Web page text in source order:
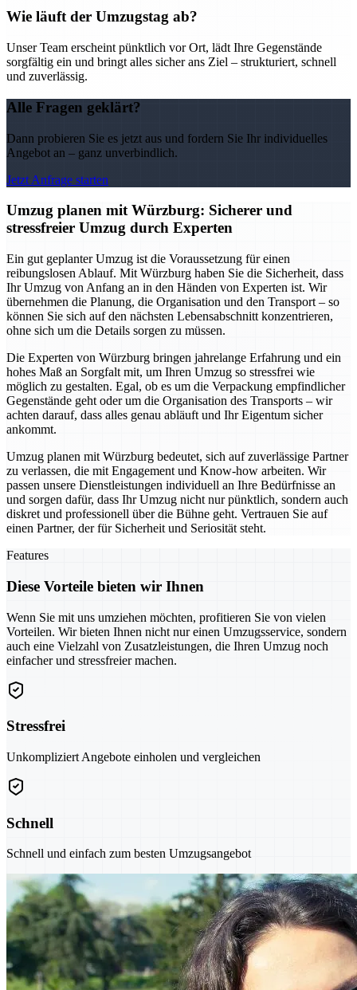
Wie läuft der Umzugstag ab?
Unser Team erscheint pünktlich vor Ort, lädt Ihre Gegenstände
sorgfältig ein und bringt alles sicher ans Ziel – strukturiert, schnell
und zuverlässig.
Alle Fragen geklärt?
Dann probieren Sie es jetzt aus und fordern Sie Ihr individuelles
Angebot an – ganz unverbindlich.
Jetzt Anfrage starten
Umzug planen mit Würzburg: Sicherer und
stressfreier Umzug durch Experten
Ein gut geplanter Umzug ist die Voraussetzung für einen
reibungslosen Ablauf. Mit Würzburg haben Sie die Sicherheit, dass
Ihr Umzug von Anfang an in den Händen von Experten ist. Wir
übernehmen die Planung, die Organisation und den Transport – so
können Sie sich auf den nächsten Lebensabschnitt konzentrieren,
ohne sich um die Details sorgen zu müssen.
Die Experten von Würzburg bringen jahrelange Erfahrung und ein
hohes Maß an Sorgfalt mit, um Ihren Umzug so stressfrei wie
möglich zu gestalten. Egal, ob es um die Verpackung empfindlicher
Gegenstände geht oder um die Organisation des Transports – wir
achten darauf, dass alles genau abläuft und Ihr Eigentum sicher
ankommt.
Umzug planen mit Würzburg bedeutet, sich auf zuverlässige Partner
zu verlassen, die mit Engagement und Know-how arbeiten. Wir
passen unsere Dienstleistungen individuell an Ihre Bedürfnisse an
und sorgen dafür, dass Ihr Umzug nicht nur pünktlich, sondern auch
diskret und professionell über die Bühne geht. Vertrauen Sie auf
einen Partner, der für Sicherheit und Seriosität steht.
Features
Diese Vorteile bieten wir Ihnen
Wenn Sie mit uns umziehen möchten, profitieren Sie von vielen
Vorteilen. Wir bieten Ihnen nicht nur einen Umzugsservice, sondern
auch eine Vielzahl von Zusatzleistungen, die Ihren Umzug noch
einfacher und stressfreier machen.
Stressfrei
Unkompliziert Angebote einholen und vergleichen
Schnell
Schnell und einfach zum besten Umzugsangebot